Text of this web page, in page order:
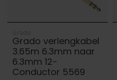
Grado
Grado verlengkabel
3.65m 6.3mm naar
6.3mm 12-
Conductor 5569